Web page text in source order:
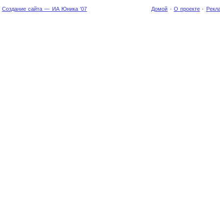
Создание сайта — ИА Юника '07 Домой · О проекте ·